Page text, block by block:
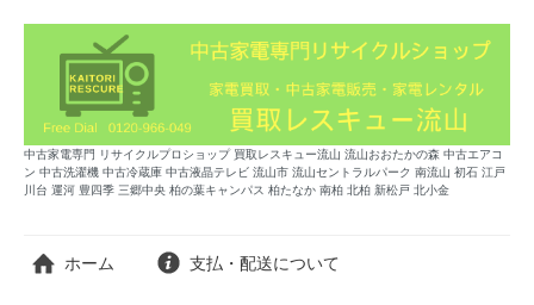
中古家電専門 リサイクルプロショップ 買取レスキュー流山 流山おおたかの森 中古エアコ
ン 中古洗濯機 中古冷蔵庫 中古液晶テレビ 流山市 流山セントラルパーク 南流山 初石 江戸
川台 運河 豊四季 三郷中央 柏の葉キャンパス 柏たなか 南柏 北柏 新松戸 北小金
ホーム 支払・配送について